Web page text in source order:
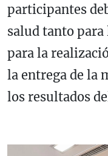
participantes
salud tanto
para la
la entrega de la
los resultados